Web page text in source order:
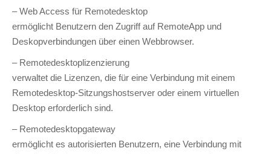
– Web Access für Remotedesktop
ermöglicht Benutzern den Zugriff auf RemoteApp und
Deskopverbindungen über einen Webbrowser.
– Remotedesktoplizenzierung
verwaltet die Lizenzen, die für eine Verbindung mit einem
Remotedesktop-Sitzungshostserver oder einem virtuellen
Desktop erforderlich sind.
– Remotedesktopgateway
ermöglicht es autorisierten Benutzern, eine Verbindung mit